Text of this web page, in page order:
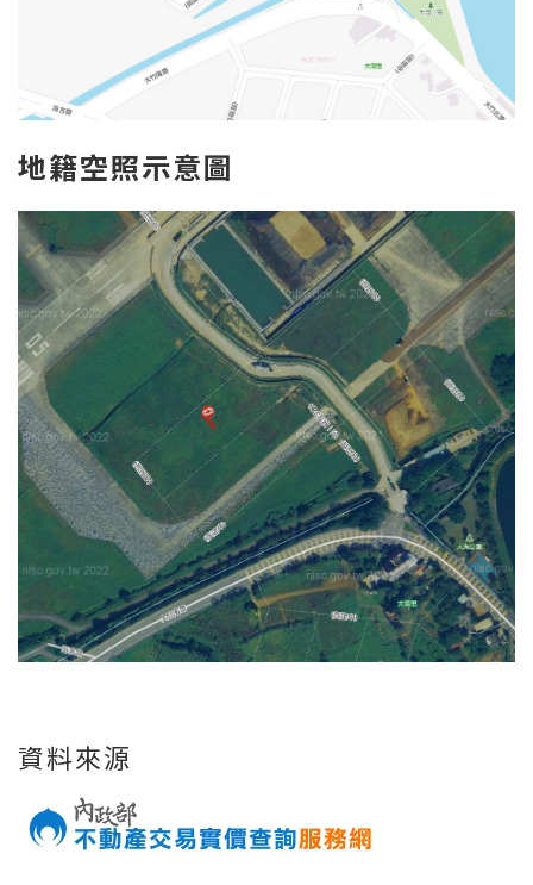
地籍空照示意圖
資料來源